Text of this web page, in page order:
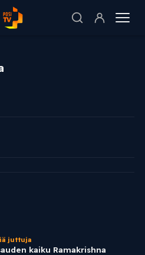
juttuja
kaiku Ramakrishna